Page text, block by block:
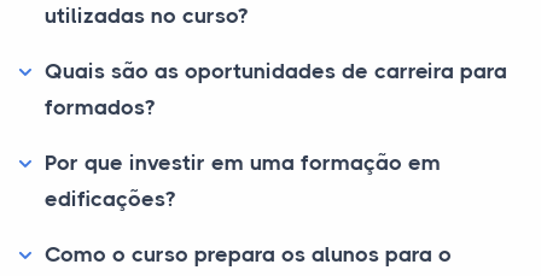
utilizadas no curso?
Quais são as oportunidades de carreira para
formados?
Por que investir em uma formação em
edificações?
Como o curso prepara os alunos para o